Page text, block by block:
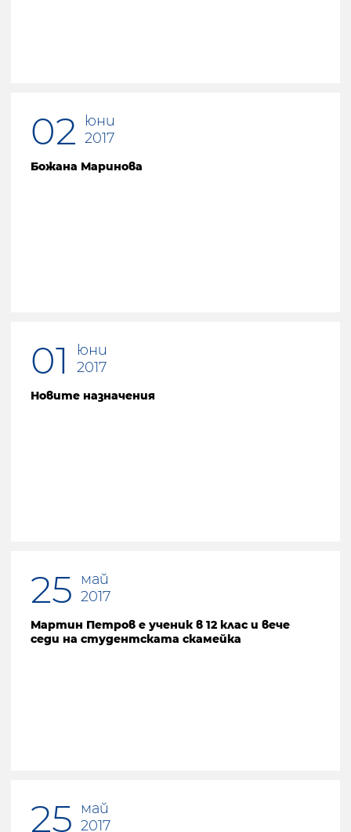
02
юни
2017
Божана Маринова
01
юни
2017
Новите назначения
25
май
2017
Мартин Петров е ученик в 12 клас и вече
седи на студентската скамейка
25
май
2017